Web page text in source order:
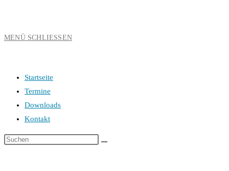
MENÜ SCHLIESSEN
Startseite
Termine
Downloads
Kontakt